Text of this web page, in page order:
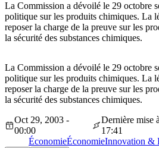
La Commission a dévoilé le 29 octobre
politique sur les produits chimiques. La
reposer la charge de la preuve sur les
la sécurité des substances chimiques.
La Commission a dévoilé le 29 octobre
politique sur les produits chimiques. La
reposer la charge de la preuve sur les
la sécurité des substances chimiques.
Oct 29, 2003 -
00:00
Dernière mise
17:41
ÉconomieÉconomieInnovation &